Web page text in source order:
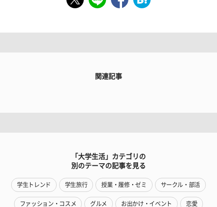
関連記事
「大学生活」カテゴリの
別のテーマの記事を見る
学生トレンド 学生旅行 授業・履修・ゼミ サークル・部活
ファッション・コスメ グルメ お出かけ・イベント 恋愛